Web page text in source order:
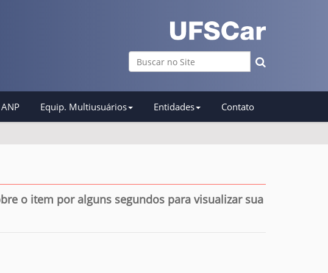
Busca
Equip. Multiusuários Entidades Contato
o item por alguns segundos para visualizar sua